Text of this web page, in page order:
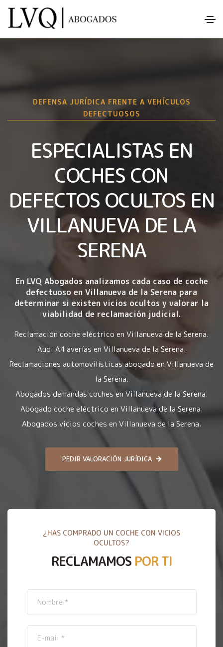
DEFENSA JURÍDICA FRENTE A VEHÍCULOS
DEFECTUOSOS
ESPECIALISTAS EN
COCHES CON
DEFECTOS OCULTOS EN
VILLANUEVA DE LA
SERENA
En LVQ Abogados analizamos cada caso de coche
defectuoso en Villanueva de la Serena para
determinar si existen vicios ocultos y valorar la
viabilidad de reclamación judicial.
Reclamación coche eléctrico en Villanueva de la Serena.
Audi A4 averías en Villanueva de la Serena.
Reclamaciones automovilísticas abogado en Villanueva de
la Serena.
Abogados demandas coches en Villanueva de la Serena.
Abogado coche eléctrico en Villanueva de la Serena.
Abogados vicios coches en Villanueva de la Serena.
PEDIR VALORACIÓN JURÍDICA
¿HAS COMPRADO UN COCHE CON VICIOS
OCULTOS?
RECLAMAMOS POR TI